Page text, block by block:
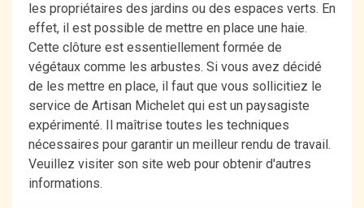
les propriétaires des jardins ou des espaces verts. En
effet, il est possible de mettre en place une haie.
Cette clôture est essentiellement formée de
végétaux comme les arbustes. Si vous avez décidé
de les mettre en place, il faut que vous sollicitiez le
service de Artisan Michelet qui est un paysagiste
expérimenté. Il maîtrise toutes les techniques
nécessaires pour garantir un meilleur rendu de travail.
Veuillez visiter son site web pour obtenir d'autres
informations.